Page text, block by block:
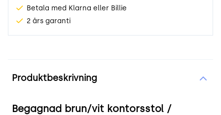
Betala med Klarna eller Billie
2 års garanti
Produktbeskrivning
Begagnad brun/vit kontorsstol /